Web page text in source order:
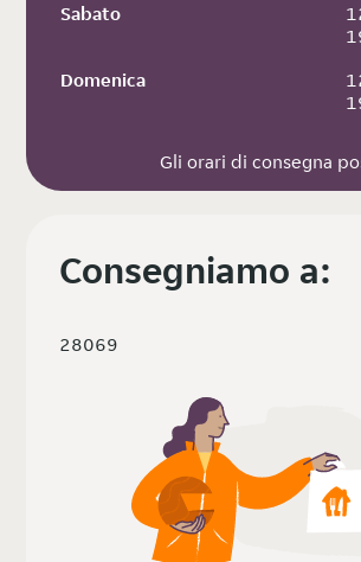
Sabato
Domenica
Gli orari di consegna
Consegniamo a:
28069